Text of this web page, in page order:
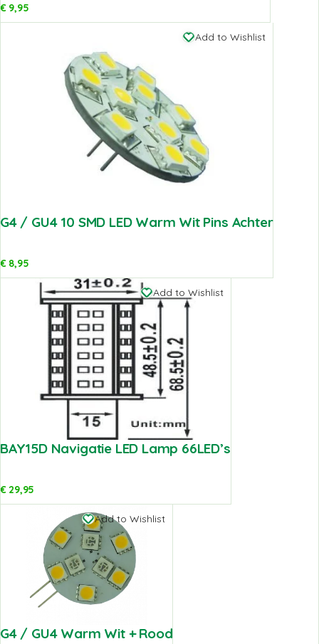
€9,95
Add to Wishlist
G4 / GU4 10 SMD LED Warm Wit Pins Achter
€8,95
Add to Wishlist
BAY15D Navigatie LED Lamp 66LED’s
€29,95
Add to Wishlist
G4 / GU4 Warm Wit + Rood